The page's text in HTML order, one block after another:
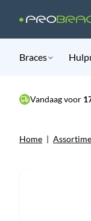
Braces
Vandaag voor
Home |